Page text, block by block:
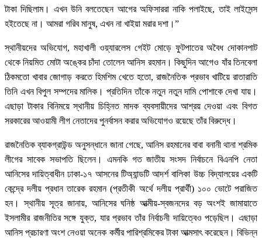
টাকা দিছিলাম। এখন উনি বলতেছেন আগের অফিসাররা নাকি পলাইছে, তাই লাইসেন্স
হইতেছে না। আমরা গরিব মানুষ, এখন না খাইয়া মরার দশা।”
স্থানীয়দের অভিযোগ, মহাখালী ওয়্যারলেস গেইট মোড়ে ফুটপাতের অবৈধ দোকানপাট
থেকে নিয়মিত মোটা অঙ্কের চাঁদা তোলেন আনিস রহমান। কিছুদিন আগেও যাঁর তিনবেলা
ঠিকমতো খাবার জোগাড় করতে হিমশিম খেতে হতো, রাজনৈতিক প্রভাব খাটিয়ে রাতারাতি
তিনি এখন বিপুল সম্পদের মালিক। প্রতিদিন তাঁকে নতুন নতুন দামি পোশাকে দেখা যায়।
এছাড়া টাকার বিনিময়ে স্থানীয় চিহ্নিত মাদক ব্যবসায়ীদের আশ্রয় দেওয়া এবং বিগত
সরকারের আওয়ামী লীগ নেতাদের পুনর্বাসন করার অভিযোগও রয়েছে তাঁর বিরুদ্ধে।
রাজনৈতিক ব্যাকগ্রাউন্ড অনুসন্ধানে জানা গেছে, আনিস রহমানের বাবা বনানী থানা শ্রমিক
লীগের সাবেক সভাপতি ছিলেন। এমনকি গত জাতীয় সংসদ নির্বাচনে বিএনপি নেতা
আনিসের দায়িত্বাধীন ঢাকা-১৭ আসনের টিঅ্যান্ডটি আদর্শ বালিকা উচ্চ বিদ্যালয়ের একটি
কেন্দ্রে দলীয় প্রধান তারেক রহমান (প্রতীকী অর্থে দলীয় প্রার্থী) ১০০ ভোটে পরাজিত
হন। স্থানীয় সূত্র জানায়, আনিসের ঘনিষ্ঠ আত্মীয়-স্বজনদের বড় অংশই জামায়াতে
ইসলামীর রাজনীতির সঙ্গে যুক্ত, যার প্রভাব তাঁর নির্বাচনী দায়িত্বেও পড়েছিল। এছাড়া
আনিস প্রচারণা অংশ নেওয়া অনেক কর্মীর পারিশ্রমিকের টাকা আত্মসাৎ করেছেন। বিভিন্ন